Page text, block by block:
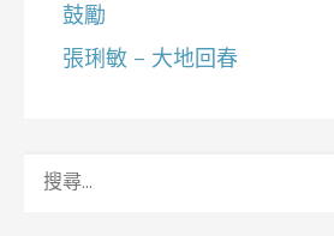
鼓勵
張琍敏 – 大地回春